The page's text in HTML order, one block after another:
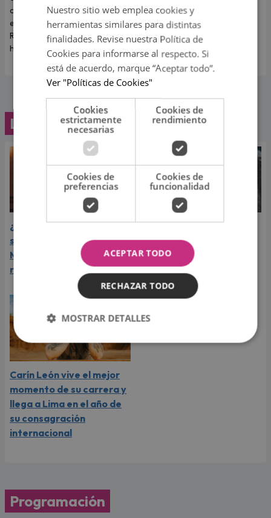
contó cómo realmente afrontó
el fin de su relación con Korina
Rivadeneira, madre de sus dos
hijos.
es guerra' ocurrió en pleno
programa en vivo.
Lo último
¿Greeicy espera a su
segundo hijo? Video de
Mike Bahía desata
rumores
Laura Pausini reveló cuál
de sus éxitos es su
favorito y sorprendió a
sus seguidores
Carín León vive el mejor
momento de su carrera y
llega a Lima en el año de
su consagración
internacional
Programación
Nuestro sitio web emplea cookies y
herramientas similares para distintas
finalidades. Revise nuestra Política de
Cookies para informarse al respecto. Si
está de acuerdo, marque “Aceptar todo”.
Ver "Políticas de Cookies"
Cookies
estrictamente
necesarias
Cookies de
rendimiento
Cookies de
preferencias
Cookies de
funcionalidad
ACEPTAR TODO
RECHAZAR TODO
MOSTRAR DETALLES